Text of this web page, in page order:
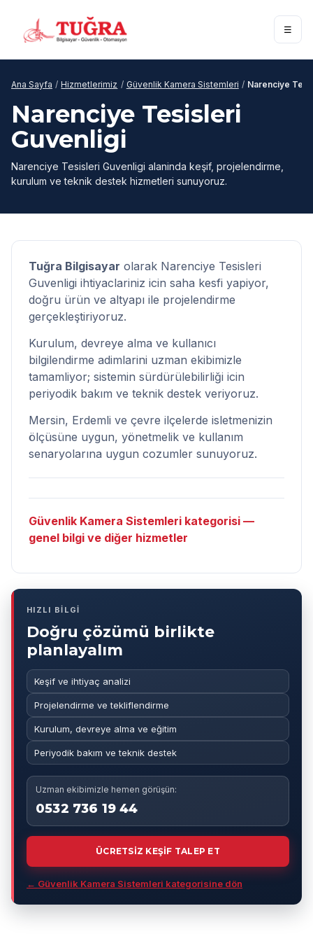
☰
Ana Sayfa / Hizmetlerimiz / Güvenlik Kamera Sistemleri / Narenciye
Narenciye Tesisleri
Guvenligi
Narenciye Tesisleri Guvenligi alaninda keşif, projelendirme,
kurulum ve teknik destek hizmetleri sunuyoruz.
Tuğra Bilgisayar olarak Narenciye Tesisleri
Guvenligi ihtiyaclariniz icin saha kesfi yapiyor,
doğru ürün ve altyapı ile projelendirme
gerçekleştiriyoruz.
Kurulum, devreye alma ve kullanıcı
bilgilendirme adimlarini uzman ekibimizle
tamamliyor; sistemin sürdürülebilirliği icin
periyodik bakım ve teknik destek veriyoruz.
Mersin, Erdemli ve çevre ilçelerde isletmenizin
ölçüsüne uygun, yönetmelik ve kullanım
senaryolarına uygun cozumler sunuyoruz.
Güvenlik Kamera Sistemleri kategorisi —
genel bilgi ve diğer hizmetler
HIZLI BİLGİ
Doğru çözümü birlikte
planlayalım
Keşif ve ihtiyaç analizi
Projelendirme ve tekliflendirme
Kurulum, devreye alma ve eğitim
Periyodik bakım ve teknik destek
Uzman ekibimizle hemen görüşün:
0532 736 19 44
ÜCRETSİZ KEŞİF TALEP ET
← Güvenlik Kamera Sistemleri kategorisine dön